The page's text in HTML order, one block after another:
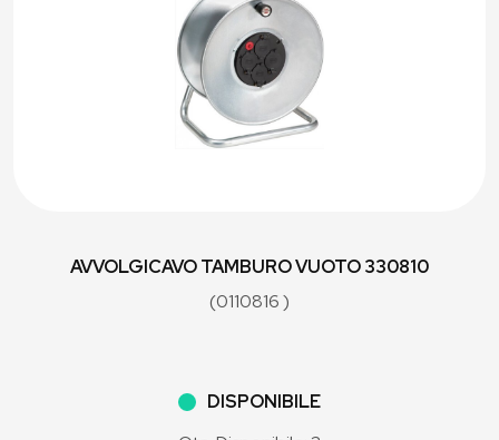
AVVOLGICAVO TAMBURO VUOTO 330810
(0110816 )
DISPONIBILE